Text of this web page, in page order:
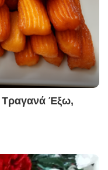
Τραγανά Έξω,